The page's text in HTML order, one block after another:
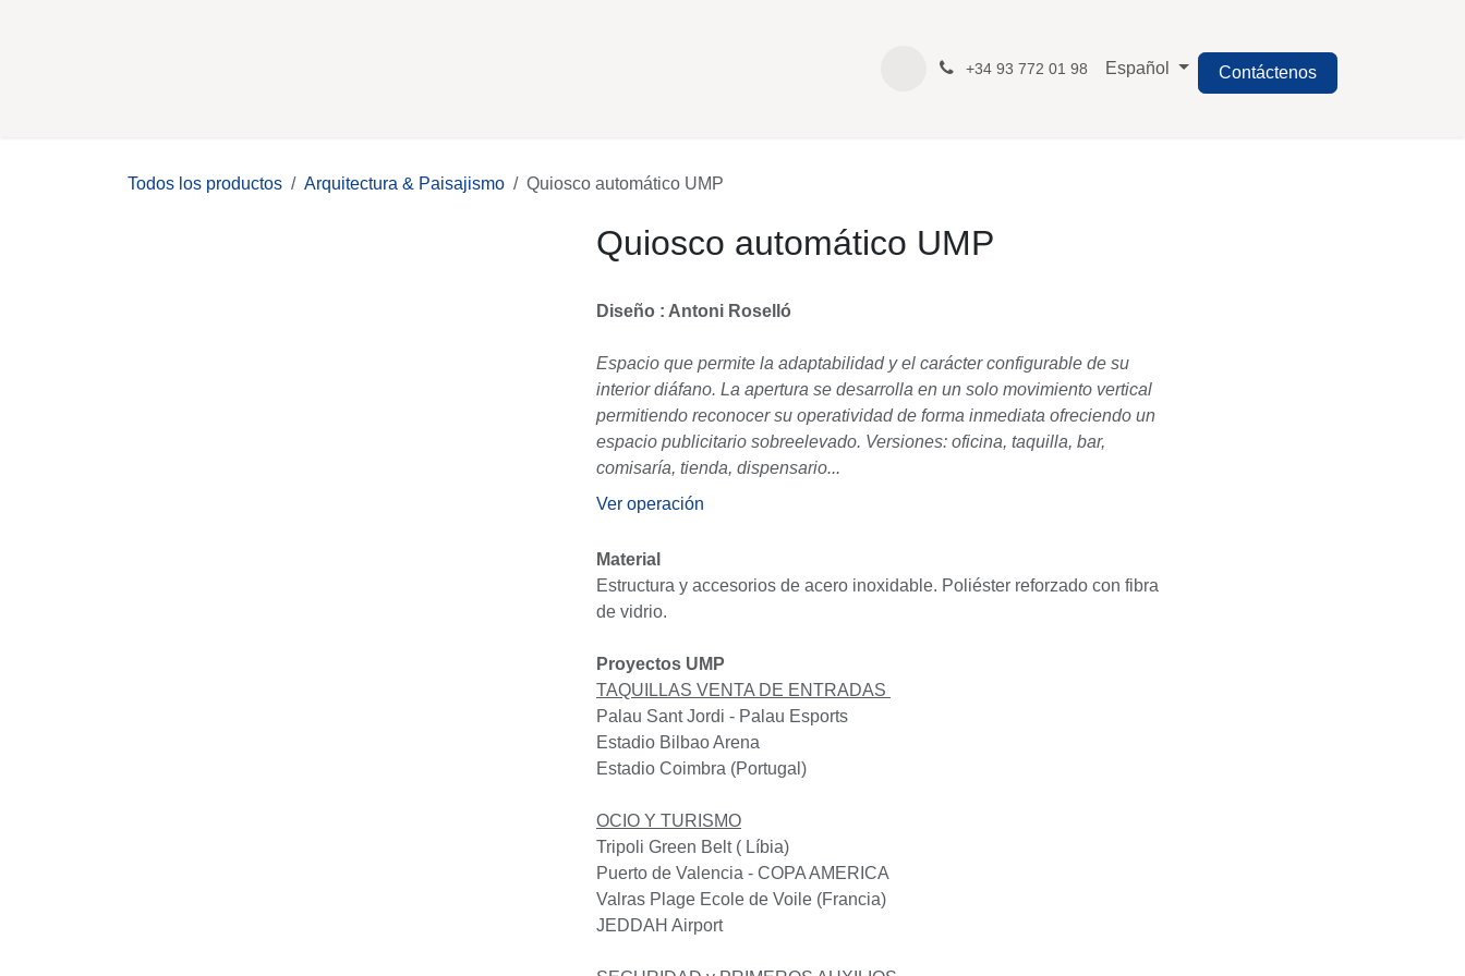
+34 93 772 01 98 Español Contáctenos
Todos los productos Arquitectura & Paisajismo Quiosco automático UMP
Quiosco automático UMP
Diseño : Antoni Roselló
Espacio que permite la adaptabilidad y el carácter configurable de
su interior diáfano. La apertura se desarrolla en un solo movimiento
vertical permitiendo reconocer su operatividad de forma inmediata
ofreciendo un espacio publicitario sobreelevado. Versiones: oficina,
taquilla, bar, comisaría, tienda, dispensario...
Ver operación
Mat​erial
Estructura y accesorios de acero inoxidable. Poliéster reforzado
con fibra de vidrio.
Proyectos UMP
TAQUILLAS VENTA DE ENTRADAS
Palau Sant Jordi - Palau Esports
Estadio Bilbao Arena
Estadio Coimbra (Portugal)
OCIO Y TURISMO
Tripoli Green Belt ( Líbia)
Puerto de Valencia - COPA AMERICA
Valras Plage Ecole de Voile (Francia)
JEDDAH Airport